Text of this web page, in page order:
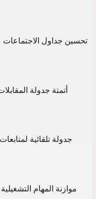
تحسين جداول الاجتماعات
أتمتة جدولة
جدولة تلقائية
موازنة المهام